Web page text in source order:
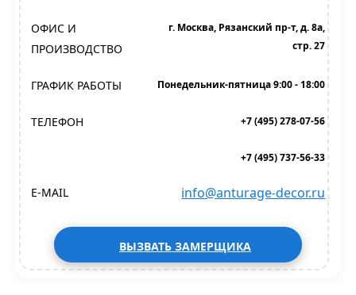
ОФИС И
ПРОИЗВОДСТВО
г. Москва, Рязанский пр-т, д. 8а,
стр. 27
ГРАФИК РАБОТЫ Понедельник-пятница 9:00 - 18:00
ТЕЛЕФОН +7 (495) 278-07-56
+7 (495) 737-56-33
E-MAIL info@anturage-decor.ru
ВЫЗВАТЬ ЗАМЕРЩИКА